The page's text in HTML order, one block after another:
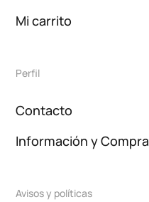
Mi carrito
Perfil
Contacto
Información y Compra
Avisos y políticas